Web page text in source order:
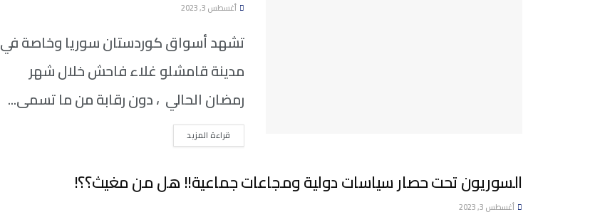
أغسطس 3, 2023
تشهد أسواق كوردستان سوريا وخاصة في
مدينة قامشلو غلاء فاحش خلال شهر
رمضان الحالي ، دون رقابة من ما تسمى...
قراءة المزيدDETAILS
تقارير وتحقيقات
السوريون تحت حصار سياسات دولية ومجاعات جماعية!! هل من مغيث؟؟!
أغسطس 3, 2023